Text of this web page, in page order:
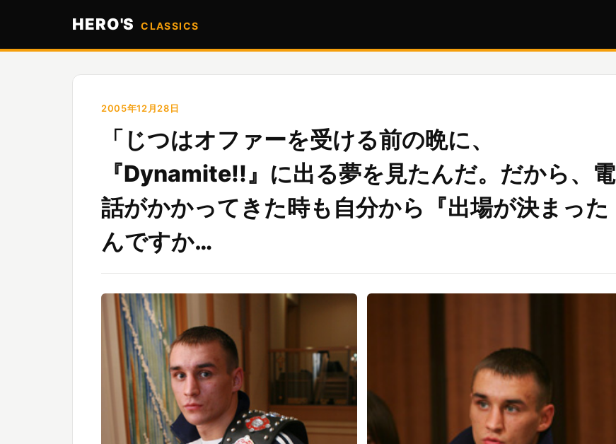
HERO'S CLASSICS
2005年12月28日
「じつはオファーを受ける前の晩に、
『Dynamite!!』に出る夢を見たんだ。だから、電
話がかかってきた時も自分から『出場が決まった
んですか…